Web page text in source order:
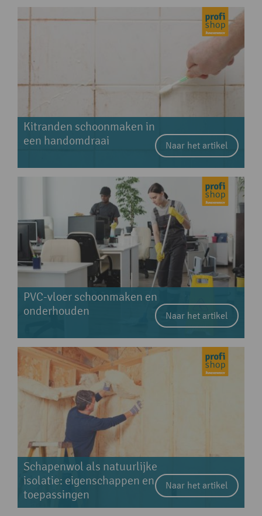
Kitranden schoonmaken in
een handomdraai
Naar het artikel
PVC-vloer schoonmaken en
onderhouden
Naar het artikel
Schapenwol als natuurlijke
isolatie: eigenschappen en
toepassingen
Naar het artikel